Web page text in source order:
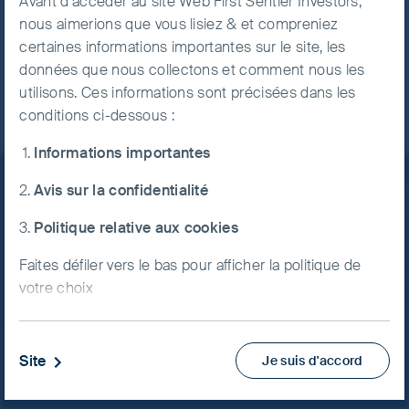
fourni.
Restez informé
Restez au courant de nos dernières recherches et
de nos développements sur les réseaux sociaux.
LinkedInContactez nous
nous aimerions que vous lisiez & et compreniez
certaines informations importantes sur le site, les
données que nous collectons et comment nous les
utilisons. Ces informations sont précisées dans les
conditions ci-dessous :
Informations importantes
Avis sur la confidentialité
Politique relative aux cookies
Faites défiler vers le bas pour afficher la politique de
votre choix
1. Informations importantes
Si vous n’êtes pas un Client professionnel ou une
Je suis d'accord
Site
Accept All
Cookies